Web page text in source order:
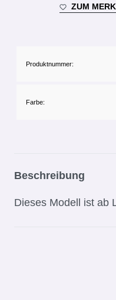
ZUM
Produktnummer:
Farbe:
Beschreibung
Dieses Modell ist ab